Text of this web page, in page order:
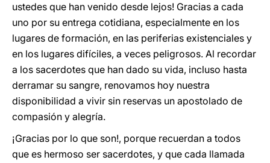
ustedes que han venido desde lejos! Gracias a cada
uno por su entrega cotidiana, especialmente en los
lugares de formación, en las periferias existenciales y
en los lugares difíciles, a veces peligrosos. Al recordar
a los sacerdotes que han dado su vida, incluso hasta
derramar su sangre, renovamos hoy nuestra
disponibilidad a vivir sin reservas un apostolado de
compasión y alegría.
¡Gracias por lo que son!, porque recuerdan a todos
que es hermoso ser sacerdotes, y que cada llamada